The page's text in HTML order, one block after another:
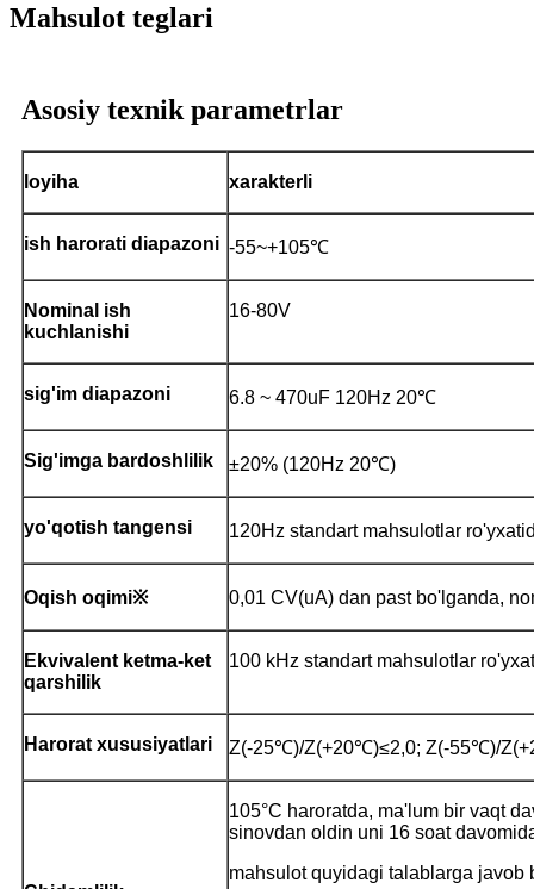
Mahsulot teglari
Asosiy texnik parametrlar
loyiha xarakterli
ish harorati diapazoni -55~+105℃
Nominal ish
kuchlanishi
16-80V
sig'im diapazoni 6.8 ~ 470uF 120Hz 20℃
Sig'imga bardoshlilik ±20% (120Hz 20℃)
yo'qotish tangensi 120Hz standart mahsulotlar
Oqish oqimi※ 0,01 CV(uA) dan past bo'lganda,
Ekvivalent ketma-ket
qarshilik
100 kHz standart mahsulotlar
Harorat xususiyatlari Z(-25℃)/Z(+20℃)≤2,0; Z(-55℃)/
105°C haroratda, ma'lum bir vaqt
sinovdan oldin uni 16 soat
mahsulot quyidagi talablarga javob